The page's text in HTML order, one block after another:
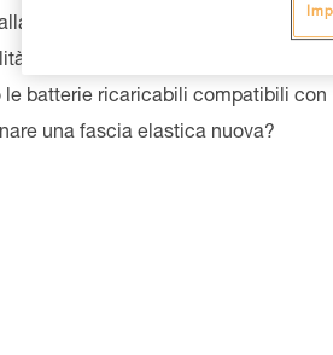
una lampada frontale sulla mia
delle lampade con HELMET
le batterie ricaricabili compatibili
una fascia elastica nuova?